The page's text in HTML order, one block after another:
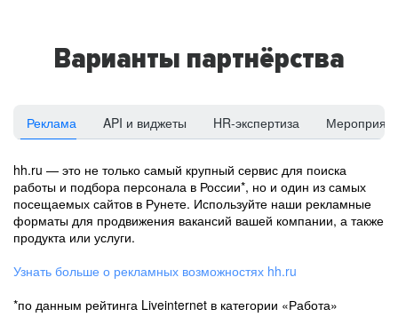
Варианты партнёрства
Реклама API и виджеты HR-экспертиза
hh.ru — это не только самый крупный сервис для поиска
работы и подбора персонала в России*, но и один из самых
посещаемых сайтов в Рунете. Используйте наши рекламные
форматы для продвижения вакансий вашей компании, а также
продукта или услуги.
Узнать больше о рекламных возможностях hh.ru
*по данным рейтинга Liveinternet в категории «Работа»